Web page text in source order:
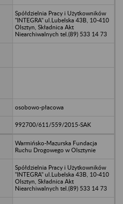
Spółdzielnia Pracy i Użytkowników
"INTEGRA" ul.Lubelska 43B, 10-410
Olsztyn, Składnica Akt
Niearchiwalnych tel.(89) 533 14 73
osobowo-płacowa
992700/611/559/2015-SAK
Warmińsko-Mazurska Fundacja
Ruchu Drogowego w Olsztynie
Spółdzielnia Pracy i Użytkowników
"INTEGRA" ul.Lubelska 43B, 10-410
Olsztyn, Składnica Akt
Niearchiwalnych tel.(89) 533 14 73